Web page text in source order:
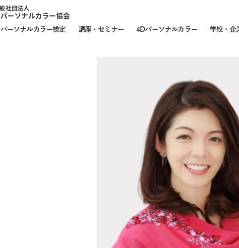
社団法人
ーソナルカラー協会
ーソナルカラー検定 講座・セミナー 4Dパーソナルカラー 学校・企